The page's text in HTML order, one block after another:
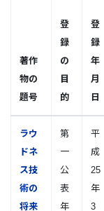
著作
物の
題号
登
録
の
目
的
登
録
年
月
日
ラウ
ドネ
ス技
術の
将来
第
一
公
表
年
平
成
25
年
3